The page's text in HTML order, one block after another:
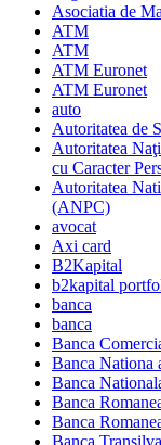
Asociatia de
ATM
ATM
ATM Euronet
ATM Euronet
auto
Autoritatea de
Autoritatea
cu Caracter
Autoritatea
(ANPC)
avocat
Axi card
B2Kapital
b2kapital
banca
banca
Banca
Banca Nationa
Banca
Banca
Banca